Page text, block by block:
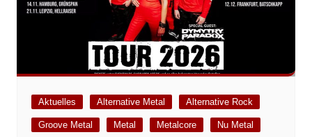
Aktuelles Alternative Metal Alternative Rock
Groove Metal Metal Metalcore Nu Metal